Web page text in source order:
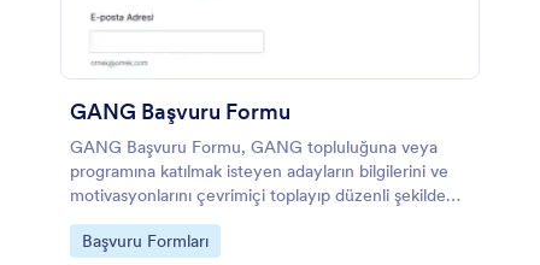
GANG Başvuru Formu
GANG Başvuru Formu, GANG topluluğuna veya
programına katılmak isteyen adayların bilgilerini ve
motivasyonlarını çevrimiçi toplayıp düzenli şekilde
değerlendirmenize yardımcı olan bir başvuru formu
şablonudur.
Go to Category:
Başvuru Formları